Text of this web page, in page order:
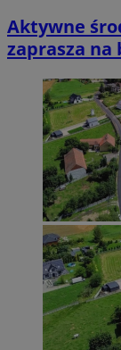
Aktywne
zaprasza na